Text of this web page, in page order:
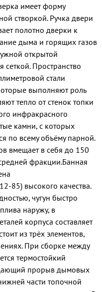
имеет форму
створкой. Ручка двери
полотно дверки к
дыма и горящих газов
открытой
Пространство
стали
выполняют роль
тепло от стенок топки
инфракрасного
камни, с которых
по всему объёму парной.
вмещает в себя до 150
фракции.Банная
85) высокого качества.
чугун быстро
наружу, в
корпуса составляет
из трёх элементов,
При сборке между
термостойкий
прорыв дымовых
части топочной